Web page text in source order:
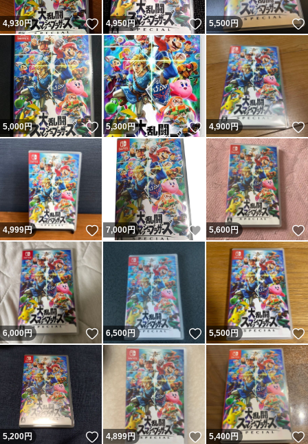
4,930円 いいね！
4,950円 いいね！
5,500円
5,000円 いいね！
5,300円 いいね！
4,900円
4,999円 いいね！
7,000円 いいね！
5,600円
6,000円 いいね！
6,500円 いいね！
5,500円
5,200円 いいね！
4,899円 いいね！
5,400円